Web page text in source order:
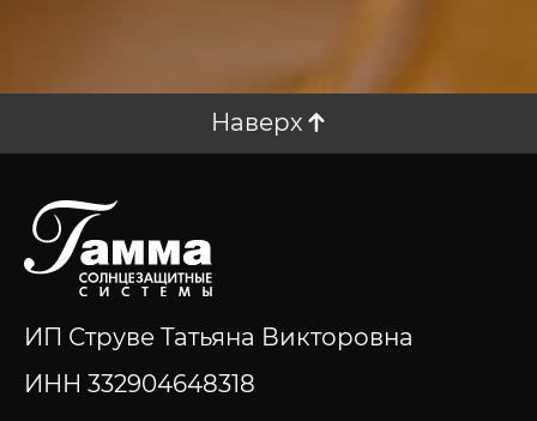
Наверх
ИП Струве Татьяна Викторовна
ИНН 332904648318